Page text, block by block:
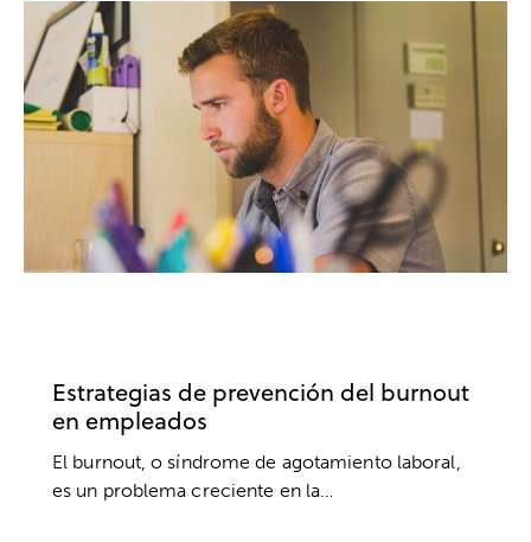
Estrategias de prevención del burnout
en empleados
El burnout, o síndrome de agotamiento laboral,
es un problema creciente en la…